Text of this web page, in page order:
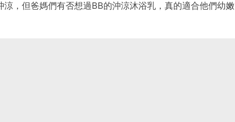
，但爸媽們有否想過BB的沖涼沐浴乳，真的適合他們幼嫩